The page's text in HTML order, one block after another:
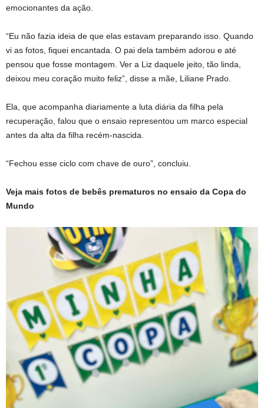
emocionantes da ação.
“Eu não fazia ideia de que elas estavam preparando isso. Quando
vi as fotos, fiquei encantada. O pai dela também adorou e até
pensou que fosse montagem. Ver a Liz daquele jeito, tão linda,
deixou meu coração muito feliz”, disse a mãe, Liliane Prado.
Ela, que acompanha diariamente a luta diária da filha pela
recuperação, falou que o ensaio representou um marco especial
antes da alta da filha recém-nascida.
“Fechou esse ciclo com chave de ouro”, concluiu.
Veja mais fotos de bebês prematuros no ensaio da Copa do
Mundo